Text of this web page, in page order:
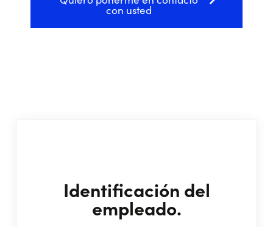
con usted
Identificación del
empleado.